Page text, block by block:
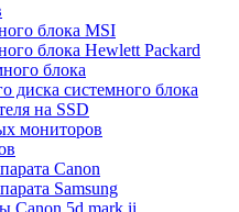
блока MSI
блока Hewlett Packard
блока
диска системного блока
на SSD
мониторов
Canon
Samsung
Canon 5d mark ii